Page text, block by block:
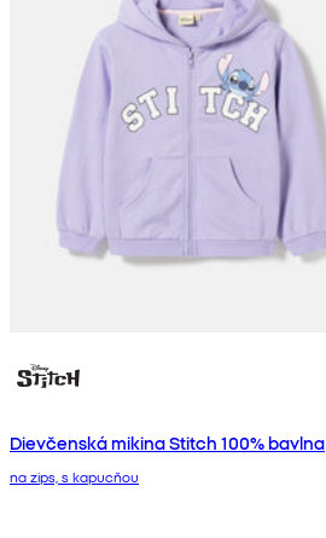
Dievčenská mikina Stitch 100% bavlna
na zips, s kapucňou